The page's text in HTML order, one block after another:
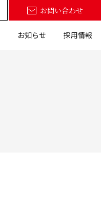
お問い合わせ
お知らせ 採用情報